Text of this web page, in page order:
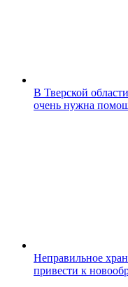
В Тверской
очень нужна
Неправильное
привести к